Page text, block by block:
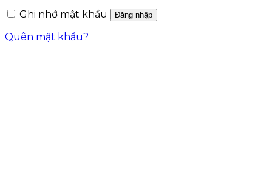
Ghi nhớ mật khẩu
Đăng nhập
Quên mật khẩu?